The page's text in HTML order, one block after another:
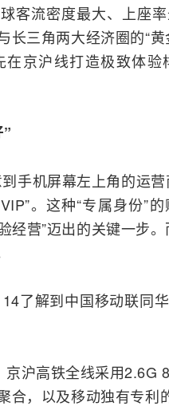
客流密度最大、上座
三角两大经济圈的“
京沪线打造极致体
手机屏幕左上角的运
。这种“专属身份”
经营”迈出的关键一步
了解到中国移动联同
沪高铁全线采用2.6G
合，以及移动独有专利